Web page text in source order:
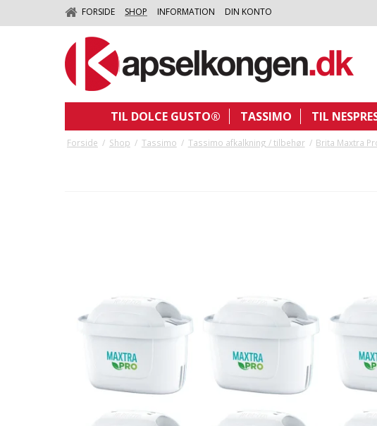
FORSIDE SHOP INFORMATION DIN KONTO
TIL DOLCE GUSTO® TASSIMO TIL
Forside / Shop / Tassimo / Tassimo afkalkning / tilbehør / Brita Maxtra